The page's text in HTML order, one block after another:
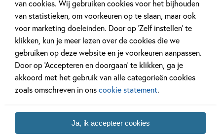
van cookies. Wij gebruiken cookies voor het bijhouden
van statistieken, om voorkeuren op te slaan, maar ook
voor marketing doeleinden. Door op ‘Zelf instellen’ te
klikken, kun je meer lezen over de cookies die we
gebruiken op deze website en je voorkeuren aanpassen.
Door op ‘Accepteren en doorgaan’ te klikken, ga je
akkoord met het gebruik van alle categorieën cookies
zoals omschreven in onscookie statement.
Ja, ik accepteer cookies
Mole'
Deel 2
11,99